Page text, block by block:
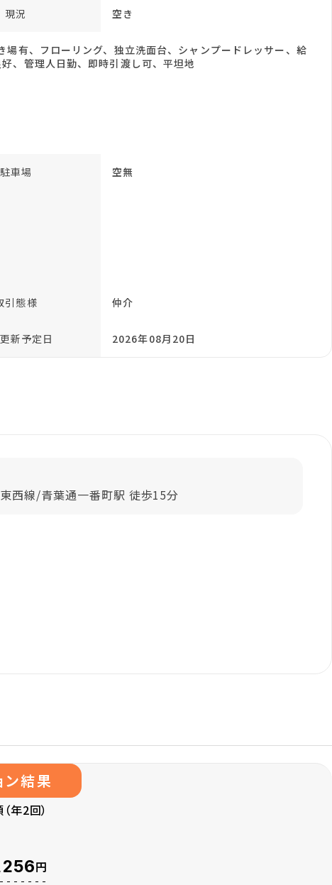
現況 空き
有、フローリング、独立洗面台、シャンプードレッサー、給
、管理人日勤、即時引渡し可、平坦地
駐車場 空無
引態様 仲介
新予定日 2026年08月20日
西線/青葉通一番町駅 徒歩15分
ン結果
年2回）
円